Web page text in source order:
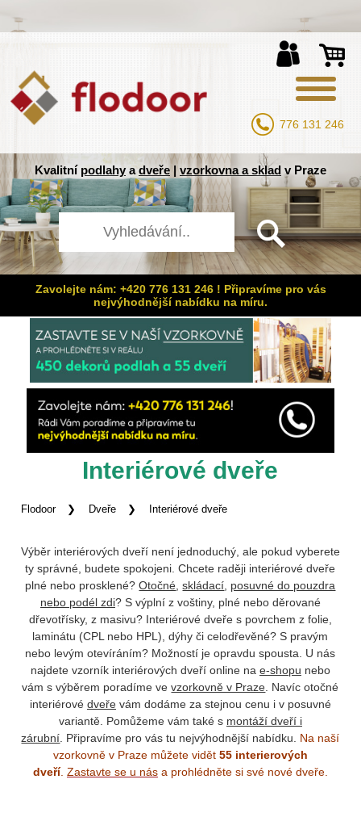
776 131 246
Kvalitní podlahyadveře| vzorkovna a sklad v Praze
Zavolejte nám: +420 776 131 246 ! Připravíme pro vás
nejvýhodnější nabídku na míru.
Interiérové dveře
Flodoor Dveře Interiérové dveře
Výběr interiérových dveří není jednoduchý, ale pokud vyberete
ty správné, budete spokojeni. Chcete raději interiérové dveře
plné nebo prosklené?Otočné ,skládací posuvné do pouzdra
nebo podél zdi? S výplní z voštiny, plné nebo děrované
dřevotřísky, z masivu? Interiérové dveře s povrchem z folie,
laminátu (CPL nebo HPL), dýhy či celodřevěné? S pravým
nebo levým otevíráním? Možností je opravdu spousta. U nás
najdete vzorník interiérových dveří online na e-shopu nebo
vám s výběrem poradíme vevzorkovně v Praze . Navíc otočné
interiérové dveřevám dodáme za stejnou cenu i v posuvné
variantě. Pomůžeme vám také s montáží dveří i
zárubní . Připravíme pro vás tu nejvýhodnější nabídku. Na naší
vzorkovně v Praze můžete vidět 55 interierových
dveří. Zastavte se u nása prohlédněte si své nové dveře.